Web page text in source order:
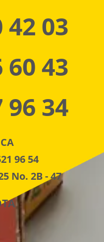
42 03
60 43
96 34
96 54
No. 2B - 47